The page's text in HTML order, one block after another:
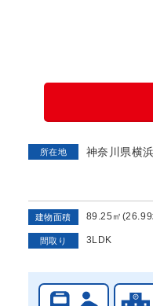
所在地 神奈川県横
建物面積 89.25㎡
間取り 3LDK